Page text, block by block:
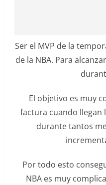
Ser el MVP de la
de la NBA. Para
El objetivo es muy
factura cuando llegan
durante tantos
Por todo esto
NBA es muy